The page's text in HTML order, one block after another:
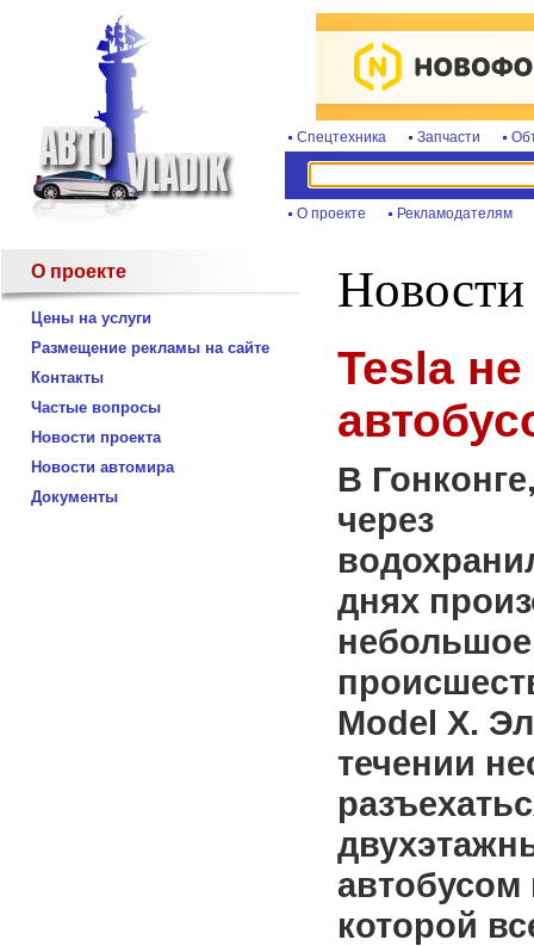
Спецтехника Запчасти
О проекте Рекламодателям
О проекте
Цены на услуги
Размещение рекламы на сайте
Контакты
Частые вопросы
Новости проекта
Новости автомира
Документы
Новости
Tesla
В
через
днях
небольшое
Model X.
течении
автобусом
которой